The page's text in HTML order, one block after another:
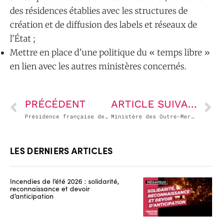
des résidences établies avec les structures de
création et de diffusion des labels et réseaux de
l’État ;
Mettre en place d’une politique du « temps libre »
en lien avec les autres ministères concernés.
PRÉCÉDENT
Présidence française de l’Union Européenne : beaucoup de com’, de rares avancées, de vrais échecs
ARTICLE SUIVANT
Ministère des Outre-Mer : une administration de plein droit ou un gadget de complaisance ?
LES DERNIERS ARTICLES
Incendies de l’été 2026 : solidarité,
reconnaissance et devoir
d’anticipation